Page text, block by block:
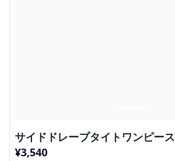
サイドドレープタイトワンピース
¥3,540